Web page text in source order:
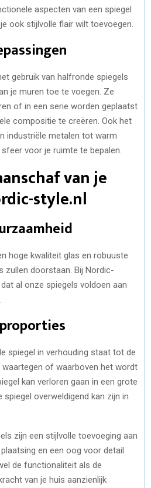
aspecten van een spiegel
ook stijlvolle flair wilt toevoegen.
gebruik van halfronde spiegels
je muren toe te voegen. Ze
of in een serie worden geplaatst
compositie te creëren. Ook het
industriële metalen tot warm
voor je ruimte te bepalen.
van je
style.nl
hoge kwaliteit glas en robuuste
zullen doorstaan. Bij Nordic-
al onze spiegels voldoen aan
spiegel in verhouding staat tot de
of waarboven het wordt
kan verloren gaan in een grote
overweldigend kan zijn in
zijn een stijlvolle toevoeging aan
en een oog voor detail
de functionaliteit als de
van je huis aanzienlijk